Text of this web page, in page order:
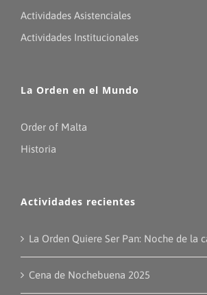
Actividades Asistenciales
Actividades Institucionales
La Orden en el Mundo
Order of Malta
Historia
Actividades recientes
La Orden Quiere Ser Pan: Noche de la
Cena de Nochebuena 2025